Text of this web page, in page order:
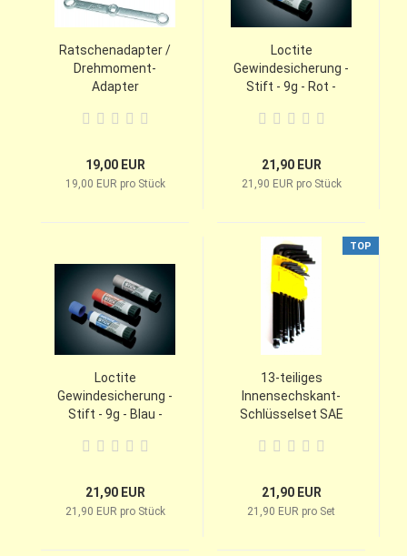
Ratschenadapter /
Drehmoment-
Adapter
19,00 EUR
19,00 EUR pro Stück
Loctite
Gewindesicherung -
Stift - 9g - Rot -
21,90 EUR
21,90 EUR pro Stück
Loctite
Gewindesicherung -
Stift - 9g - Blau -
21,90 EUR
21,90 EUR pro Stück
TOP
13-teiliges
Innensechskant-
Schlüsselset SAE
Arm und Kugelkopf
21,90 EUR
21,90 EUR pro Set